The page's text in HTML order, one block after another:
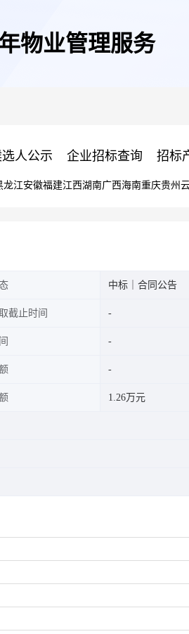
物业管理服务
人公示 企业招标查询 招标
龙江安徽福建江西湖南广西海南重庆贵州
中标｜合同公告
截止时间
1.26万元